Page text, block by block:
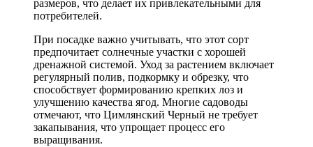
размеров, что делает их привлекательными для
потребителей.
При посадке важно учитывать, что этот сорт
предпочитает солнечные участки с хорошей
дренажной системой. Уход за растением включает
регулярный полив, подкормку и обрезку, что
способствует формированию крепких лоз и
улучшению качества ягод. Многие садоводы
отмечают, что Цимлянский Черный не требует
закапывания, что упрощает процесс его
выращивания.